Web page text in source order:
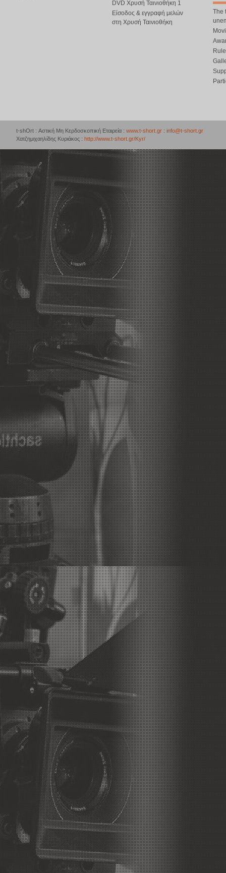
DVD Χρυσή Ταινιοθήκη 1
Είσοδος & εγγραφή μελών
στη Χρυσή Ταινιοθήκη
The
t-shOrt : Αστική Μη Κερδοσκοπική Εταιρεία : www.t-short.gr : info@t-short.gr
Χατζημιχαηλίδης Κυριάκος : http://www.t-short.gr/Kyr/